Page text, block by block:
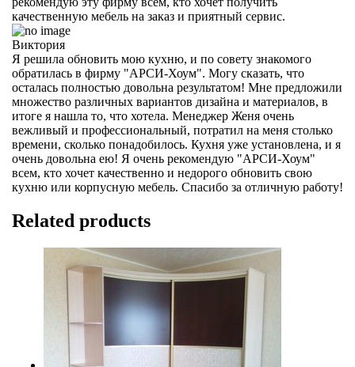
качественную мебель на заказ и приятный сервис.
Виктория
Я решила обновить мою кухню, и по совету знакомого
обратилась в фирму "АРСИ-Хоум". Могу сказать, что
осталась полностью довольна результатом! Мне предложили
множество различных вариантов дизайна и материалов, в
итоге я нашла то, что хотела. Менеджер Женя очень
вежливый и профессиональный, потратил на меня столько
времени, сколько понадобилось. Кухня уже установлена, и я
очень довольна ею! Я очень рекомендую "АРСИ-Хоум"
всем, кто хочет качественно и недорого обновить свою
кухню или корпусную мебель. Спасибо за отличную работу!
Related products